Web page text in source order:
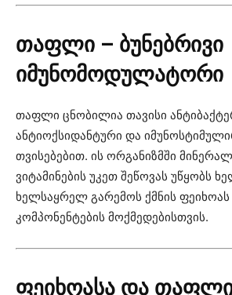
თაფლი – ბუნებრივი
იმუნომოდულატორი
თაფლი ცნობილია თავისი
ანტიოქსიდანტური და
თვისებებით. ის ორგანიზმში
ვიტამინების უკეთ შეწოვას უწყობს
ხელსაყრელ გარემოს ქმნის
კომპონენტების მოქმედებისთვის.
ფეიხოასა და